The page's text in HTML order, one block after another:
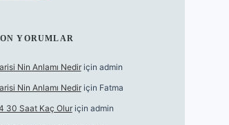
YORUMLAR
Nin Anlamı Nediriçin admin
Nin Anlamı Nediriçin Fatma
30 Saat Kaç Oluriçin admin